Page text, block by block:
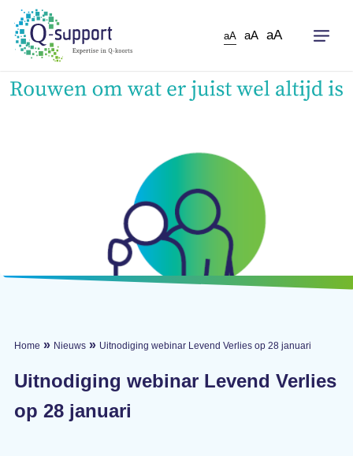
Skip
main
aA aA aA
Home » Nieuws» Uitnodiging webinar Levend Verlies op 28 januari
Uitnodiging webinar Levend Verlies
op 28 januari